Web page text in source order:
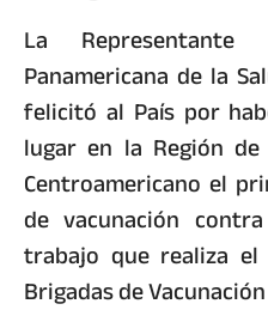
La
Panamericana de la
felicitó al País por
lugar en la Región
Centroamericano el
de vacunación
trabajo que realiza
Brigadas de